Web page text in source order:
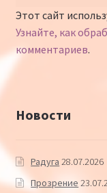
Этот сайт
Узнайте, как
комментариев.
Новости
Радуга 28.07.2026
Прозрение